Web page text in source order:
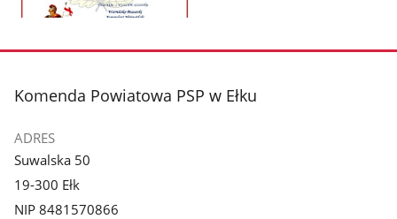
zdjęcie
galerii.
stopka
Komenda Powiatowa PSP w Ełku
ADRES
Suwalska 50
19-300 Ełk
NIP 8481570866